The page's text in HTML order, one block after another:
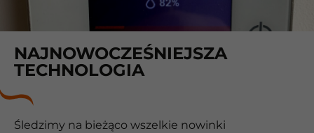
NAJNOWOCZEŚNIEJSZA
TECHNOLOGIA
Śledzimy na bieżąco wszelkie nowinki